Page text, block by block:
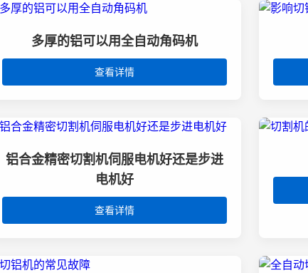
多厚的铝可以用全自动角码机
查看详情
铝合金精密切割机​伺服电机好还是步进
电机好
查看详情